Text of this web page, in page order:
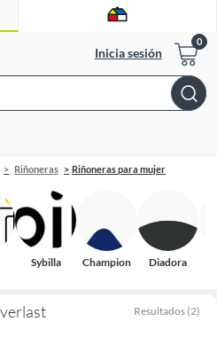
Inicia sesión
Bar
Riñoneras Riñoneras para mujer
Sybilla Champion Diadora
Resultados (2)